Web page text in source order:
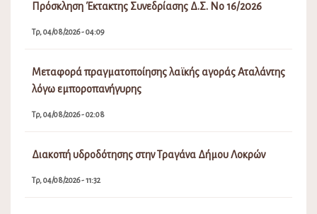
Πρόσκληση Έκτακτης Συνεδρίασης Δ.Σ. Νο 16/2026
Τρ, 04/08/2026 - 04:09
Μεταφορά πραγματοποίησης λαϊκής αγοράς Αταλάντης
λόγω εμποροπανήγυρης
Τρ, 04/08/2026 - 02:08
Διακοπή υδροδότησης στην Τραγάνα Δήμου Λοκρών
Τρ, 04/08/2026 - 11:32